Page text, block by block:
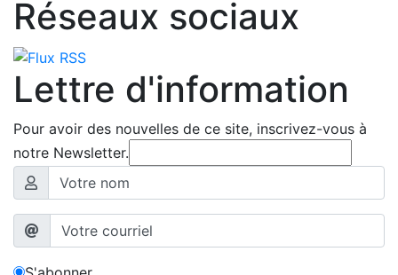
Réseaux sociaux
Lettre d'information
Pour avoir des nouvelles de ce site, inscrivez-vous à
notre Newsletter.